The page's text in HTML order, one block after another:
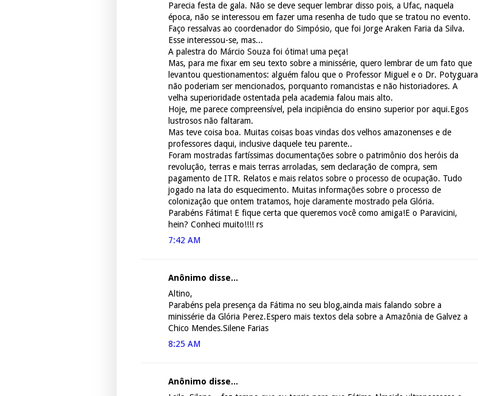
Parecia festa de gala. Não se deve sequer lembrar disso pois, a Ufac, naquela
época, não se interessou em fazer uma resenha de tudo que se tratou no evento.
Faço ressalvas ao coordenador do Simpósio, que foi Jorge Araken Faria da Silva.
Esse interessou-se, mas...
A palestra do Márcio Souza foi ótima! uma peça!
Mas, para me fixar em seu texto sobre a minissérie, quero lembrar de um fato que
levantou questionamentos: alguém falou que o Professor Miguel e o Dr. Potyguara
não poderiam ser mencionados, porquanto romancistas e não historiadores. A
velha superioridade ostentada pela academia falou mais alto.
Hoje, me parece compreensível, pela incipiência do ensino superior por aqui.Egos
lustrosos não faltaram.
Mas teve coisa boa. Muitas coisas boas vindas dos velhos amazonenses e de
professores daqui, inclusive daquele teu parente..
Foram mostradas fartíssimas documentações sobre o patrimônio dos heróis da
revolução, terras e mais terras arroladas, sem declaração de compra, sem
pagamento de ITR. Relatos e mais relatos sobre o processo de ocupação. Tudo
jogado na lata do esquecimento. Muitas informações sobre o processo de
colonização que ontem tratamos, hoje claramente mostrado pela Glória.
Parabéns Fátima! E fique certa que queremos você como amiga!E o Paravicini,
hein? Conheci muito!!!! rs
7:42 AM
Anônimo disse...
Altino,
Parabéns pela presença da Fátima no seu blog,ainda mais falando sobre a
minissérie da Glória Perez.Espero mais textos dela sobre a Amazônia de Galvez a
Chico Mendes.Silene Farias
8:25 AM
Anônimo disse...